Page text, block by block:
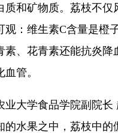
质和矿物质。荔枝不仅
观：维生素C含量是橙
素、花青素还能抗炎降
管。
学食品学院副院长
的水果之中，荔枝中的